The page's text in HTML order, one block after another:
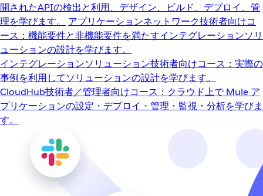
開されたAPIの検出と利用、デザイン、ビルド、デプロイ、管
理を学びます。
アプリケーションネットワーク技術者向けコ
ース：機能要件と非機能要件を満たすインテグレーションソリ
ューションの設計を学びます。
インテグレーションソリューション技術者向けコース：実際の
事例を利用してソリューションの設計を学びます。
CloudHub技術者／管理者向けコース：クラウド上で Mule ア
プリケーションの設定・デプロイ・管理・監視・分析を学びま
す。